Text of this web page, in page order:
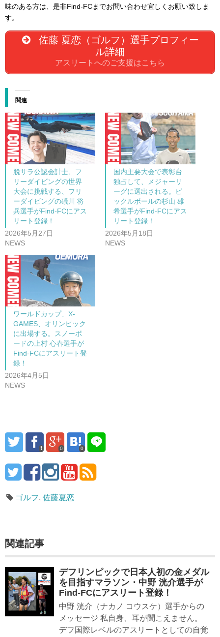
味のある方は、是非Find-FCまでお問い合わせ宜しくお願い致しま
す。
佐藤 夏恋（ゴルフ）選手プロフィー
ル詳細
アスリートへのご支援はこちら
関連
脱サラ公認会計士、フ
リーダイビングの世界
大会に挑戦する、フリ
ーダイビングの礒川 将
兵選手がFind-FCにアス
リート登録！
2026年5月27日
NEWS
国内主要大会で表彰台
独占して、メジャーリ
ーグに選出される。ピ
ックルボールの杉山 雄
希選手がFind-FCにアス
リート登録！
2026年5月18日
NEWS
ワールドカップ、X-
GAMES、オリンピック
に出場する。スノーボ
ードの上村 心春選手が
Find-FCにアスリート登
録！
2026年4月5日
NEWS
0 0
ゴルフ, 佐藤夏恋
関連記事
デフリンピックで日本人初の金メダル
を目指すマラソン・中野 洸介選手が
Find-FCにアスリート登録！
中野 洸介（ナカノ コウスケ）選手からの
メッセージ 私自身、耳が聞こえません。
デフ国際レベルのアスリートとしての自覚